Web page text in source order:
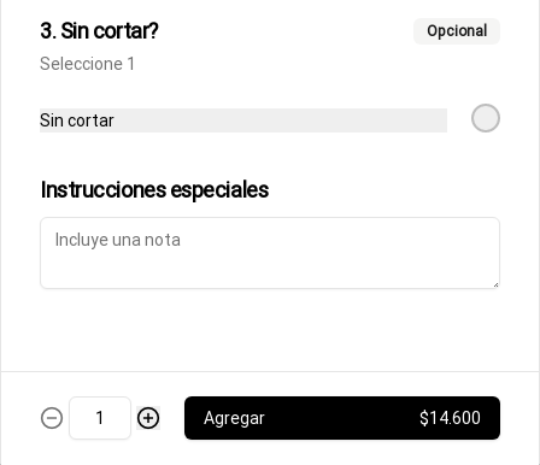
Lasagna de berenjenas con salsa
rossa (tomates italianos triturados y un
toque de crema) y queso parmesano.
$9.500
Ñoquis a la Rossa
Ñoquis con salsa boloñesa a la crema y
queso parmesano acompañados de
3. Sin cortar? Opcional
Seleccione 1
Sin cortar
Instrucciones especiales
Agregar $14.600